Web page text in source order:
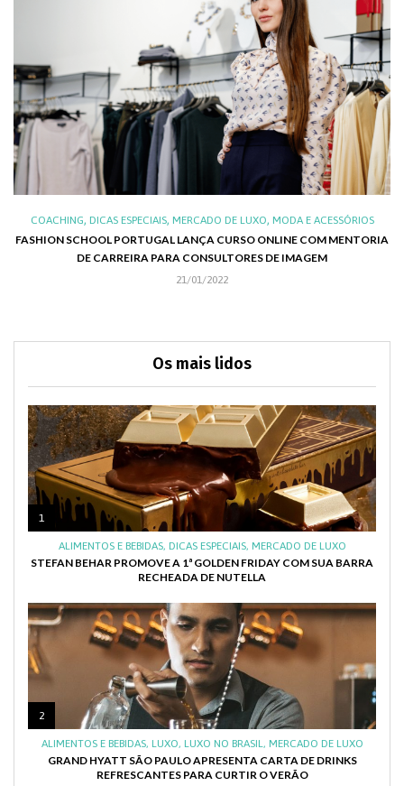
COACHING, DICAS ESPECIAIS, MERCADO DE LUXO, MODA E ACESSÓRIOS
FASHION SCHOOL PORTUGAL LANÇA CURSO ONLINE COM MENTORIA
DE CARREIRA PARA CONSULTORES DE IMAGEM
21/01/2022
Os mais lidos
1
ALIMENTOS E BEBIDAS, DICAS ESPECIAIS, MERCADO DE LUXO
STEFAN BEHAR PROMOVE A 1ª GOLDEN FRIDAY COM SUA BARRA
RECHEADA DE NUTELLA
2
ALIMENTOS E BEBIDAS, LUXO, LUXO NO BRASIL, MERCADO DE LUXO
GRAND HYATT SÃO PAULO APRESENTA CARTA DE DRINKS
REFRESCANTES PARA CURTIR O VERÃO